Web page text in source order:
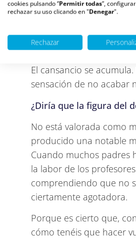
Debemos valorar el
llenos de incertidumbre
permanentes, es algo a
El cansancio se
sensación de no acabar
¿Diría que la figura del
No está valorada como
producido una notable
Cuando muchos padres
la labor de los
comprendiendo que no
ciertamente agotadora.
Porque es cierto que,
cómo tenéis que hacer
cookies pulsando ‘’Permitir todas”,
rechazar su uso clicando en "Denegar".
Rechazar